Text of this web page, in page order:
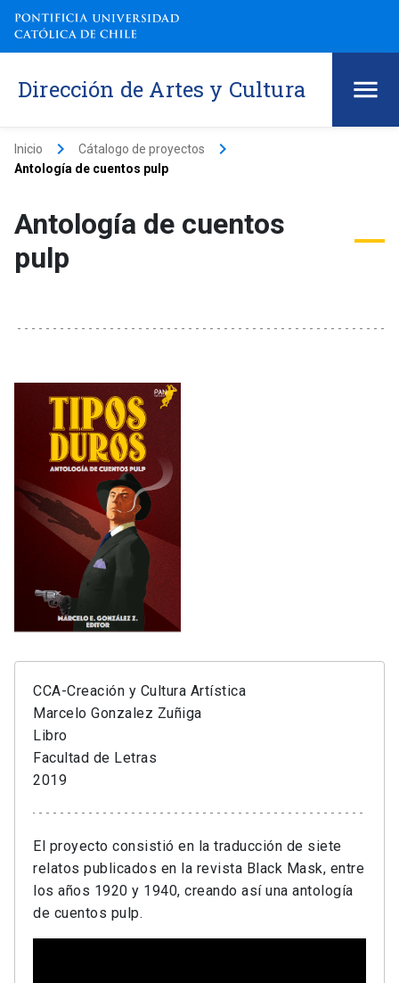
Dirección de Artes y Cultura
Inicio keyboard_arrow_right Cátalogo de proyectos keyboard_arrow_right
Antología de cuentos pulp
Antología de cuentos
pulp
CCA-Creación y Cultura Artística
Marcelo Gonzalez Zuñiga
Libro
Facultad de Letras
2019
El proyecto consistió en la traducción de siete
relatos publicados en la revista Black Mask, entre
los años 1920 y 1940, creando así una antología
de cuentos pulp.